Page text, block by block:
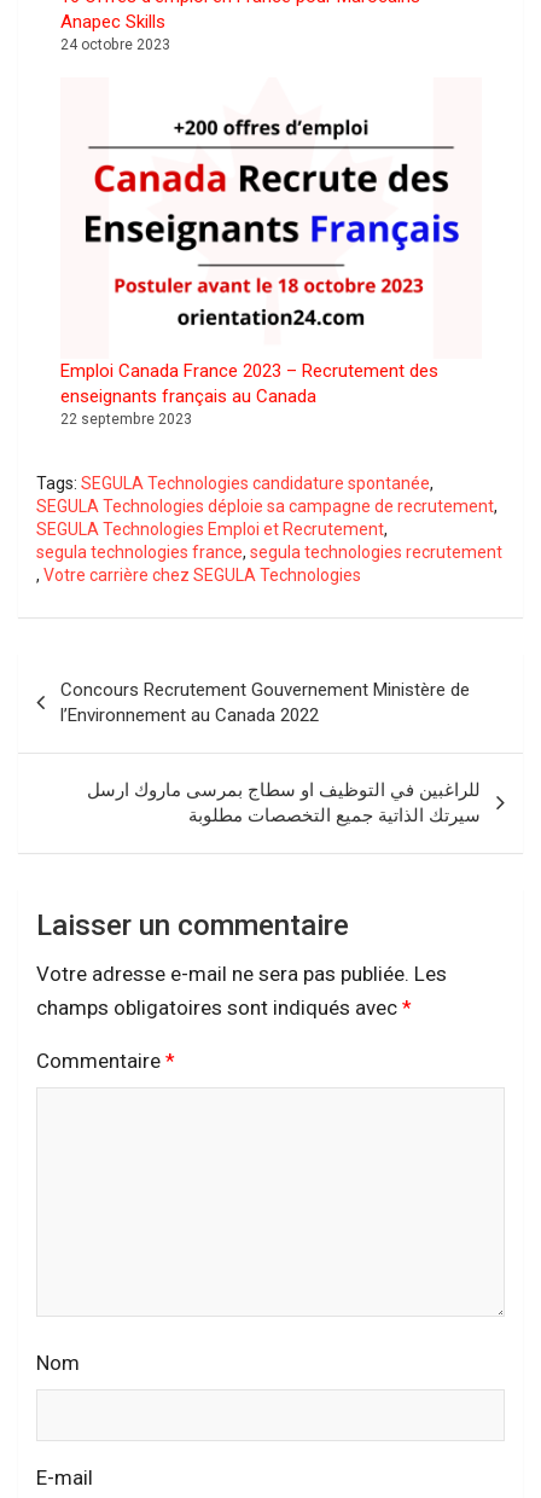
Anapec Skills
24 octobre 2023
Emploi Canada France 2023 – Recrutement des
enseignants français au Canada
22 septembre 2023
Tags: SEGULA Technologies candidature spontanée,
SEGULA Technologies déploie sa campagne de recrutement,
SEGULA Technologies Emploi et Recrutement,
segula technologies france, segula technologies recrutement
, Votre carrière chez SEGULA Technologies
de
l’article
Concours Recrutement Gouvernement Ministère de
l’Environnement au Canada 2022
للراغبين في التوظيف او سطاج بمرسى ماروك ارسل
سيرتك الذاتية جميع التخصصات مطلوبة
Laisser un commentaire
Votre adresse e-mail ne sera pas publiée. Les
champs obligatoires sont indiqués avec *
Commentaire *
Nom
E-mail